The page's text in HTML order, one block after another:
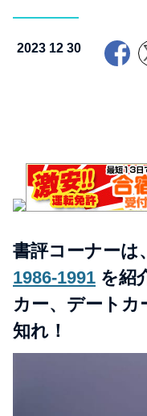
2023 12 30
書評コーナーは、
1986‐1991 を紹
カー、デート
知れ！